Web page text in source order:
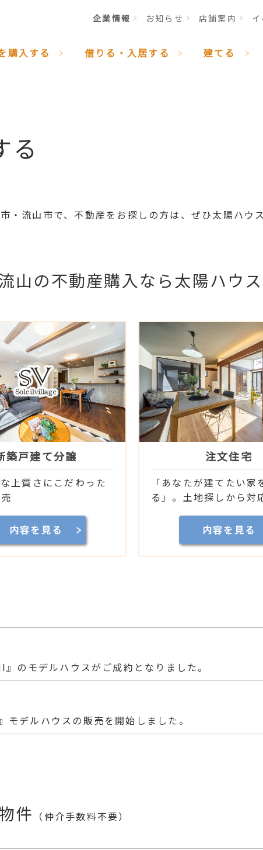
企業情報 お知らせ 店舗案内
購入する 借りる・入居する 建てる
る
・流山市で、不動産をお探しの方は、ぜひ太陽ハウ
山の不動産購入なら太陽ハウス
築戸建て分譲
上質さにこだわった
内容を見る
注文住宅
「あなたが建てたい家
る」。土地探しから対
内容を見る
のモデルハウスがご成約となりました。
モデルハウスの販売を開始しました。
件 （仲介手数料不要）